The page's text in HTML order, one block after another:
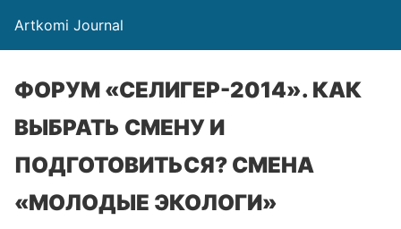
Artkomi Journal
ФОРУМ «СЕЛИГЕР-2014». КАК
ВЫБРАТЬ СМЕНУ И
ПОДГОТОВИТЬСЯ? СМЕНА
«МОЛОДЫЕ ЭКОЛОГИ»